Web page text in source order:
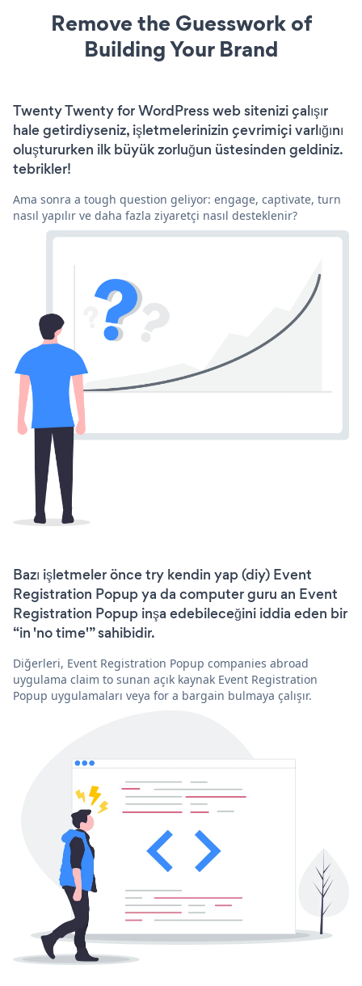
Remove the Guesswork of
Building Your Brand
Twenty Twenty for WordPress web sitenizi çalışır
hale getirdiyseniz, işletmelerinizin çevrimiçi varlığını
oluştururken ilk büyük zorluğun üstesinden geldiniz.
tebrikler!
Ama sonra a tough question geliyor: engage, captivate, turn
nasıl yapılır ve daha fazla ziyaretçi nasıl desteklenir?
Bazı işletmeler önce try kendin yap (diy) Event
Registration Popup ya da computer guru an Event
Registration Popup inşa edebileceğini iddia eden bir
“in 'no time'” sahibidir.
Diğerleri, Event Registration Popup companies abroad
uygulama claim to sunan açık kaynak Event Registration
Popup uygulamaları veya for a bargain bulmaya çalışır.